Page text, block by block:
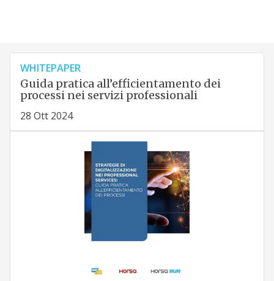
WHITEPAPER
Guida pratica all’efficientamento dei
processi nei servizi professionali
28 Ott 2024